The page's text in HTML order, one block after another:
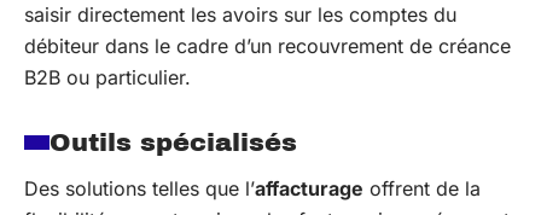
saisir directement les avoirs sur les comptes du
débiteur dans le cadre d’un recouvrement de créance
B2B ou particulier.
Outils spécialisés
Des solutions telles que l’affacturage offrent de la